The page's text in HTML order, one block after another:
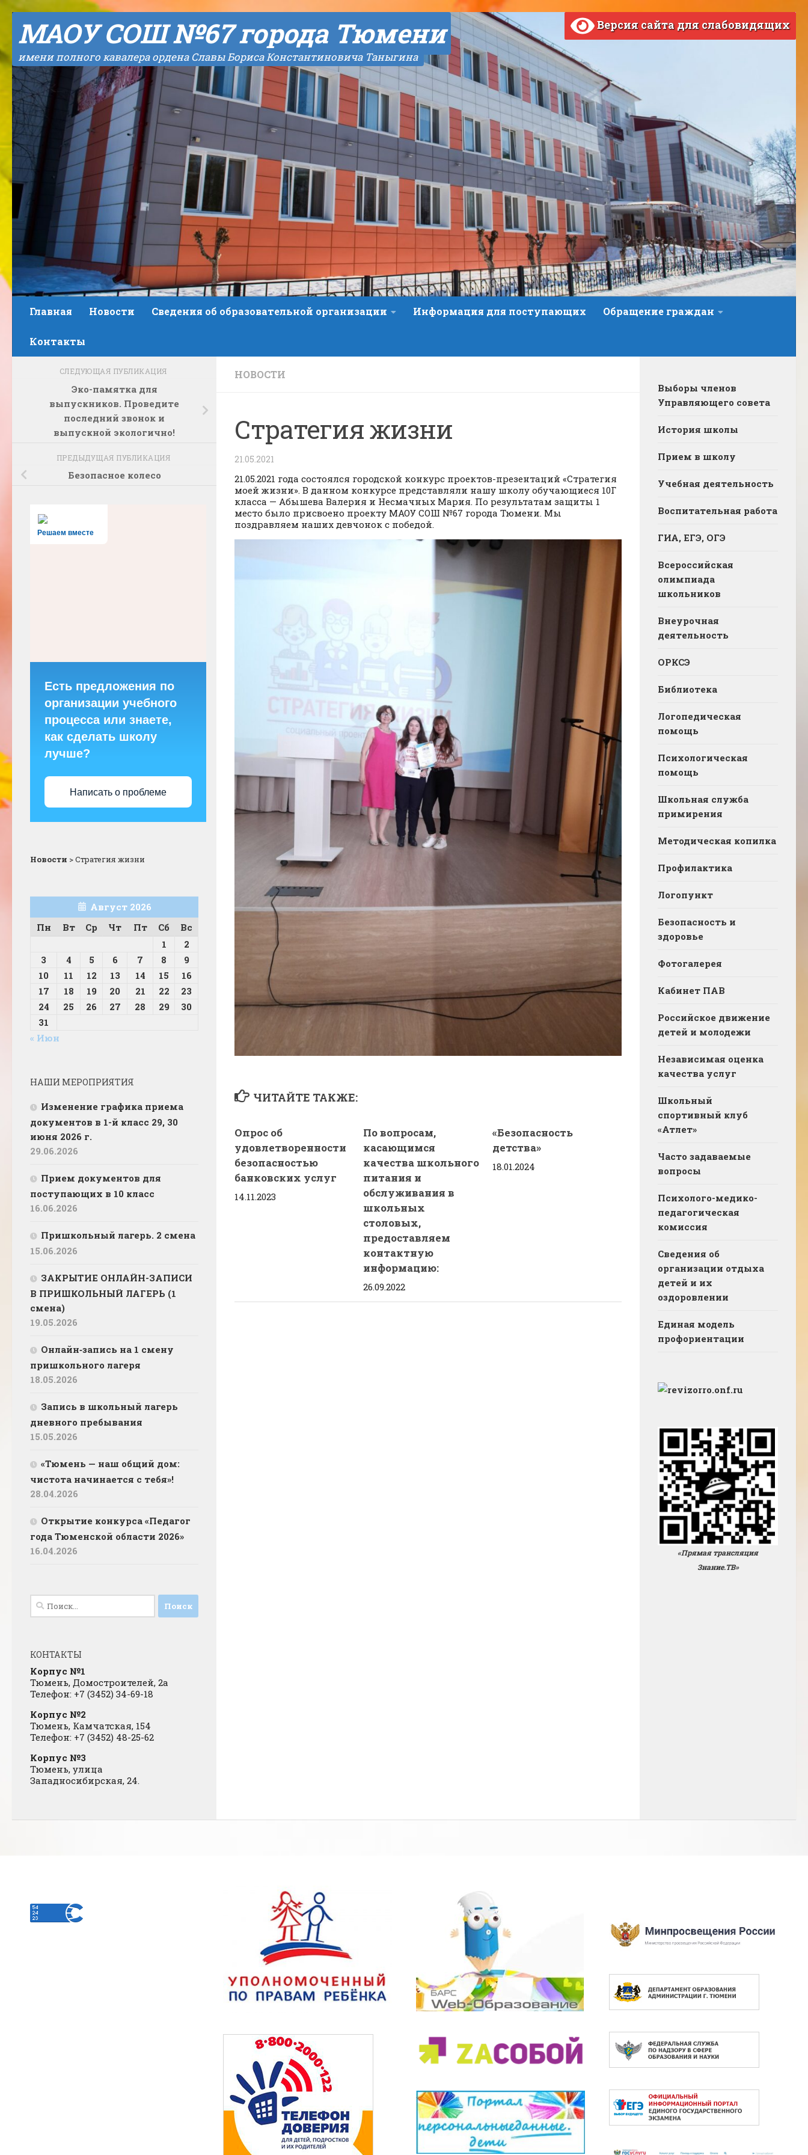
МАОУ СОШ №67 города Тюмени
имени полного кавалера ордена Славы Бориса Константиновича Таныгина
Версия сайта для слабовидящих
Главная Новости Сведения об образовательной организации Информация для поступающих Обращение граждан
Контакты
НОВОСТИ
Стратегия жизни
21.05.2021
21.05.2021 года состоялся городской конкурс проектов-презентаций «Стратегия
моей жизни». В данном конкурсе представляли нашу школу обучающиеся 10Г
класса — Абышева Валерия и Несмачных Мария. По результатам защиты 1
место было присвоено проекту МАОУ СОШ №67 города Тюмени. Мы
поздравляем наших девчонок с победой.
ЧИТАЙТЕ ТАКЖЕ:
Опрос об
удовлетворенности
безопасностью
банковских услуг
14.11.2023
По вопросам,
касающимся
качества школьного
питания и
обслуживания в
школьных
столовых,
предоставляем
контактную
информацию:
26.09.2022
«Безопасность
детства»
18.01.2024
СЛЕДУЮЩАЯ ПУБЛИКАЦИЯ
Эко-памятка для
выпускников. Проведите
последний звонок и
выпускной экологично!
ПРЕДЫДУЩАЯ ПУБЛИКАЦИЯ
Безопасное колесо
Решаем вместе
Есть предложения по
организации учебного
процесса или знаете,
как сделать школу
лучше?
Написать о проблеме
Новости >Стратегия жизни
Август 2026
Пн
Вт Ср Чт Пт Сб
Вс
1
2
3
4 5 6 7 8
9
10
11 12 13 14 15
16
17
18 19 20 21 22
23
24
25 26 27 28 29
30
31
« Июн
НАШИ МЕРОПРИЯТИЯ
Изменение графика приема
документов в 1-й класс 29, 30
июня 2026 г.
29.06.2026
Прием документов для
поступающих в 10 класс
16.06.2026
Пришкольный лагерь. 2 смена
15.06.2026
ЗАКРЫТИЕ ОНЛАЙН-ЗАПИСИ
В ПРИШКОЛЬНЫЙ ЛАГЕРЬ (1
смена)
19.05.2026
Онлайн‑запись на 1 смену
пришкольного лагеря
18.05.2026
Запись в школьный лагерь
дневного пребывания
15.05.2026
«Тюмень — наш общий дом:
чистота начинается с тебя»!
28.04.2026
Открытие конкурса «Педагог
года Тюменской области 2026»
16.04.2026
Найти:
КОНТАКТЫ
Корпус №1
Тюмень, Домостроителей, 2а
Телефон: +7 (3452) 34-69-18
Корпус №2
Тюмень, Камчатская, 154
Телефон: +7 (3452) 48-25-62
Корпус №3
Тюмень, улица
Западносибирская, 24.
Выборы членов
Управляющего совета
История школы
Прием в школу
Учебная деятельность
Воспитательная работа
ГИА, ЕГЭ, ОГЭ
Всероссийская
олимпиада
школьников
Внеурочная
деятельность
ОРКСЭ
Библиотека
Логопедическая
помощь
Психологическая
помощь
Школьная служба
примирения
Методическая копилка
Профилактика
Логопункт
Безопасность и
здоровье
Фотогалерея
Кабинет ПАВ
Российское движение
детей и молодежи
Независимая оценка
качества услуг
Школьный
спортивный клуб
«Атлет»
Часто задаваемые
вопросы
Психолого-медико-
педагогическая
комиссия
Сведения об
организации отдыха
детей и их
оздоровлении
Единая модель
профориентации
«Прямая трансляция
Знание.ТВ»